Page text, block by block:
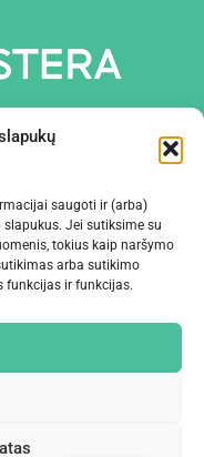
saugoti ir (arba)
Jei sutiksime su
tokius kaip naršymo
arba sutikimo
funkcijas ir funkcijas.